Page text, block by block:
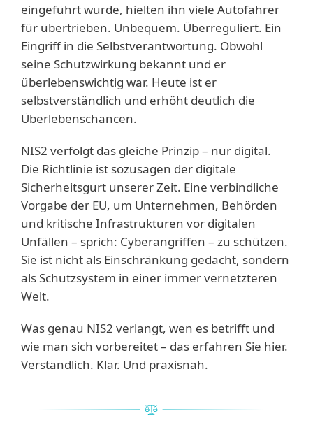
eingeführt wurde, hielten ihn viele Autofahrer
für übertrieben. Unbequem. Überreguliert. Ein
Eingriff in die Selbstverantwortung. Obwohl
seine Schutzwirkung bekannt und er
überlebenswichtig war. Heute ist er
selbstverständlich und erhöht deutlich die
Überlebenschancen.
NIS2 verfolgt das gleiche Prinzip – nur digital.
Die Richtlinie ist sozusagen der digitale
Sicherheitsgurt unserer Zeit. Eine verbindliche
Vorgabe der EU, um Unternehmen, Behörden
und kritische Infrastrukturen vor digitalen
Unfällen – sprich: Cyberangriffen – zu schützen.
Sie ist nicht als Einschränkung gedacht, sondern
als Schutzsystem in einer immer vernetzteren
Welt.
Was genau NIS2 verlangt, wen es betrifft und
wie man sich vorbereitet – das erfahren Sie hier.
Verständlich. Klar. Und praxisnah.